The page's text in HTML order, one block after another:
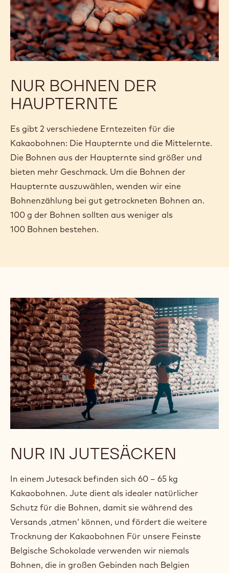
NUR BOHNEN DER
HAUPTERNTE
Es gibt 2 verschiedene Erntezeiten für die
Kakaobohnen: Die Haupternte und die Mittelernte.
Die Bohnen aus der Haupternte sind größer und
bieten mehr Geschmack. Um die Bohnen der
Haupternte auszuwählen, wenden wir eine
Bohnenzählung bei gut getrockneten Bohnen an.
100 g der Bohnen sollten aus weniger als
100 Bohnen bestehen.
NUR IN JUTESÄCKEN
In einem Jutesack befinden sich 60 – 65 kg
Kakaobohnen. Jute dient als idealer natürlicher
Schutz für die Bohnen, damit sie während des
Versands ‚atmen‘ können, und fördert die weitere
Trocknung der Kakaobohnen Für unsere Feinste
Belgische Schokolade verwenden wir niemals
Bohnen, die in großen Gebinden nach Belgien